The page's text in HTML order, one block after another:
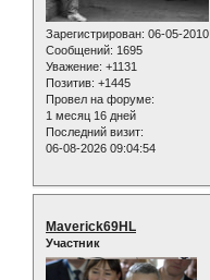
Зарегистрирован: 06-05-2010
Сообщений: 1695
Уважение: +1131
Позитив: +1445
Провел на форуме:
1 месяц 16 дней
Последний визит:
06-08-2026 09:04:54
Maverick69HL
Участник